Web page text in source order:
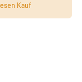
Kauf